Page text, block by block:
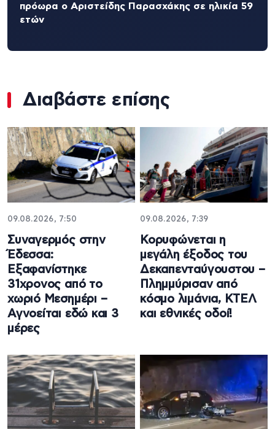
πρόωρα ο Αριστείδης Παρασχάκης σε ηλικία 59
ετών
Διαβάστε επίσης
09.08.2026, 7:50
Συναγερμός στην
Έδεσσα:
Εξαφανίστηκε
31χρονος από το
χωριό Μεσημέρι –
Αγνοείται εδώ και 3
μέρες
09.08.2026, 7:39
Κορυφώνεται η
μεγάλη έξοδος του
Δεκαπενταύγουστου –
Πλημμύρισαν από
κόσμο λιμάνια, ΚΤΕΛ
και εθνικές οδοί!